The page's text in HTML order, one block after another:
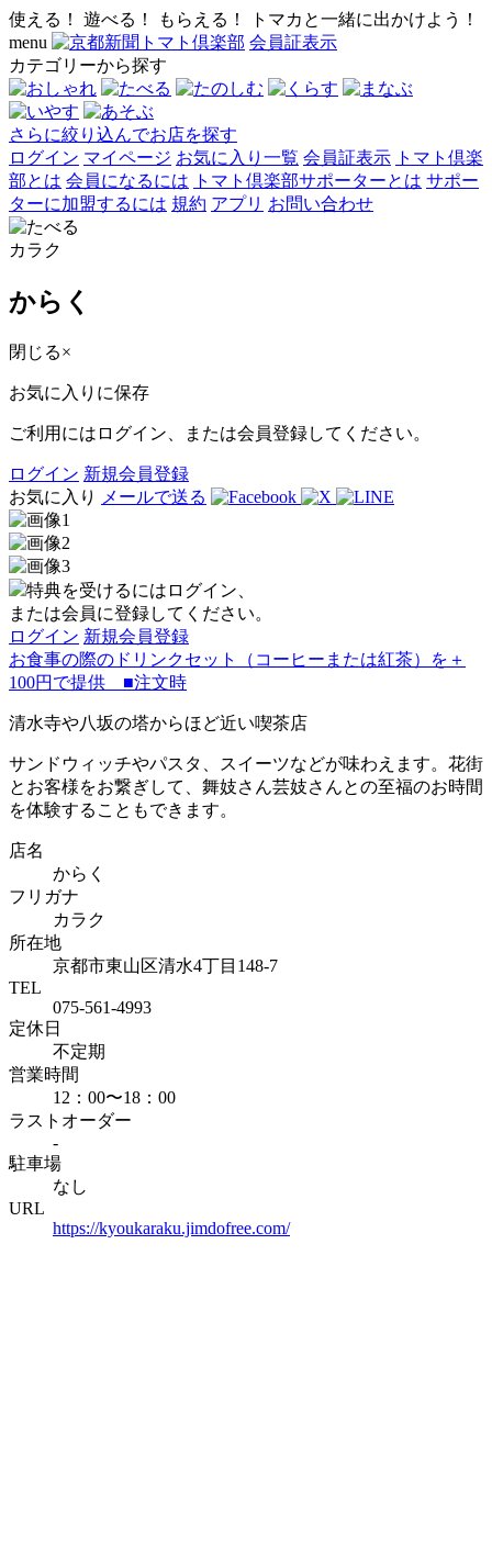
使える！ 遊べる！ もらえる！ トマカと一緒に出かけよう！
menu
会員証表示
カテゴリーから探す
さらに絞り込んでお店を探す
ログイン マイページ お気に入り一覧 会員証表示 トマト倶楽
部とは 会員になるには トマト倶楽部サポーターとは サポー
ターに加盟するには 規約 アプリ お問い合わせ
カラク
からく
閉じる×
お気に入りに保存
ご利用にはログイン、または会員登録してください。
ログイン 新規会員登録
お気に入り
メールで送る
特典を受けるにはログイン、
または会員に登録してください。
ログイン 新規会員登録
お食事の際のドリンクセット（コーヒーまたは紅茶）を＋
100円で提供 ■注文時
清水寺や八坂の塔からほど近い喫茶店
サンドウィッチやパスタ、スイーツなどが味わえます。花街
とお客様をお繋ぎして、舞妓さん芸妓さんとの至福のお時間
を体験することもできます。
店名
からく
フリガナ
カラク
所在地
京都市東山区清水4丁目148-7
TEL
075-561-4993
定休日
不定期
営業時間
12：00〜18：00
ラストオーダー
-
駐車場
なし
URL
https://kyoukaraku.jimdofree.com/